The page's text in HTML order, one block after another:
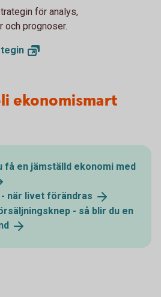
för analys,
och prognoser.
ekonomismart
få en jämställd ekonomi med
när livet förändras
- så blir du en